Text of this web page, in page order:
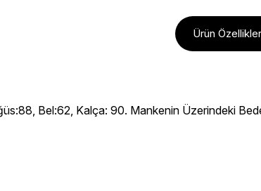
Ürün
Bel:62, Kalça: 90. Mankenin Üzerindeki